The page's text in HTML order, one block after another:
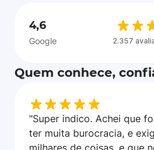
4,6
Google 2.357
Quem conhece,
"Super indico. Achei que
ter muita burocracia, e
milhares de coisas, e que